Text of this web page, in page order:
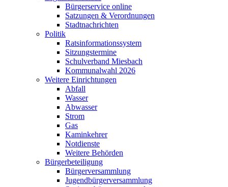
Bürgerservice online
Satzungen & Verordnungen
Stadtnachrichten
Politik
Ratsinformationssystem
Sitzungstermine
Schulverband Miesbach
Kommunalwahl 2026
Weitere Einrichtungen
Abfall
Wasser
Abwasser
Strom
Gas
Kaminkehrer
Notdienste
Weitere Behörden
Bürgerbeteiligung
Bürgerversammlung
Jugendbürgerversammlung